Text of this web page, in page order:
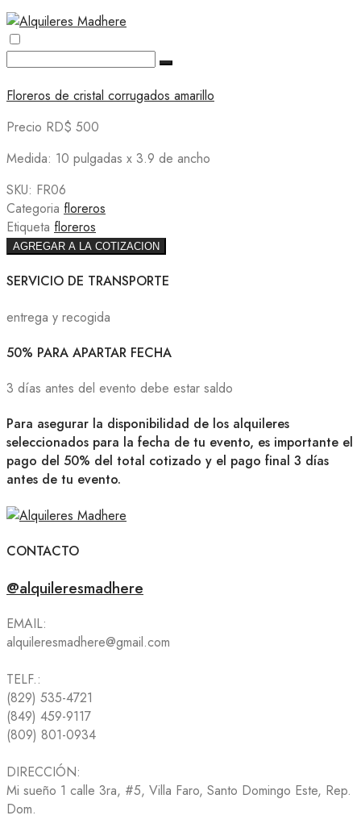
Floreros de cristal corrugados amarillo
Precio RD$ 500
Medida: 10 pulgadas x 3.9 de ancho
SKU: FR06
Categoria floreros
Etiqueta floreros
AGREGAR A LA COTIZACION
SERVICIO DE TRANSPORTE
entrega y recogida
50% PARA APARTAR FECHA
3 días antes del evento debe estar saldo
Para asegurar la disponibilidad de los alquileres
seleccionados para la fecha de tu evento, es importante el
pago del 50% del total cotizado y el pago final 3 días
antes de tu evento.
CONTACTO
@alquileresmadhere
EMAIL:
alquileresmadhere@gmail.com
TELF.:
(829) 535-4721
(849) 459-9117
(809) 801-0934
DIRECCIÓN:
Mi sueño 1 calle 3ra, #5, Villa Faro, Santo Domingo Este, Rep.
Dom.